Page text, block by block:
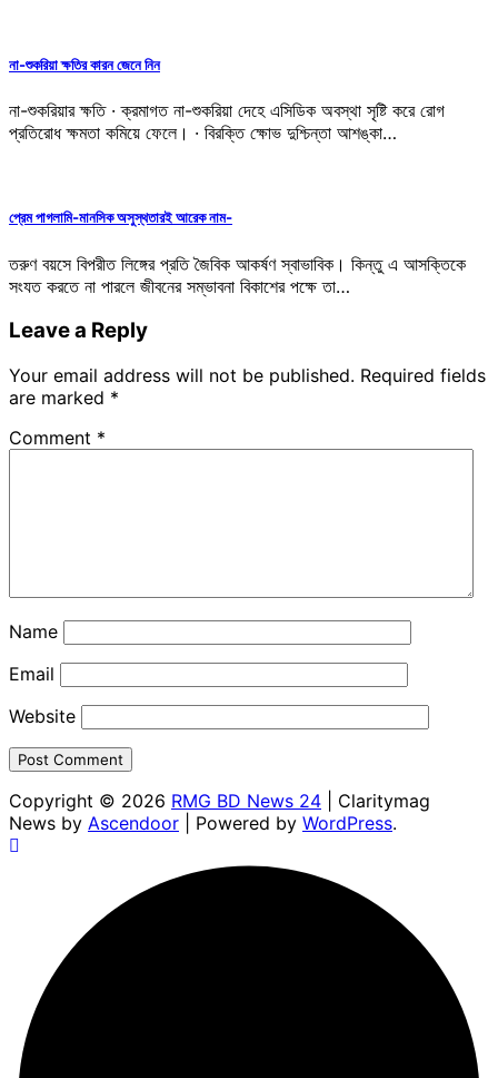
না-শুকরিয়া ক্ষতির কারন জেনে নিন
না-শুকরিয়ার ক্ষতি · ক্রমাগত না-শুকরিয়া দেহে এসিডিক অবস্থা সৃষ্টি করে রোগ
প্রতিরোধ ক্ষমতা কমিয়ে ফেলে। · বিরক্তি ক্ষোভ দুশ্চিন্তা আশঙ্কা…
প্রেম পাগলামি-মানসিক অসুস্থতারই আরেক নাম-
তরুণ বয়সে বিপরীত লিঙ্গের প্রতি জৈবিক আকর্ষণ স্বাভাবিক। কিন্তু এ আসক্তিকে
সংযত করতে না পারলে জীবনের সম্ভাবনা বিকাশের পক্ষে তা…
Leave a Reply
Your email address will not be published. Required fields
are marked *
Comment *
Name
Email
Website
Copyright © 2026 RMG BD News 24 | Claritymag
News by Ascendoor | Powered by WordPress.